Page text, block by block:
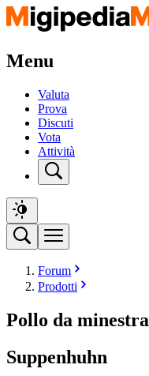
Menu
Valuta
Prova
Discuti
Vota
Attività
Forum
Prodotti
Pollo da minestra
Suppenhuhn